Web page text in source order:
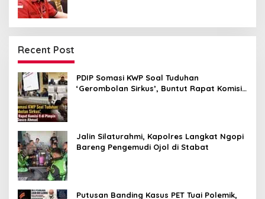
Recent Post
PDIP Somasi KWP Soal Tuduhan
‘Gerombolan Sirkus’, Buntut Rapat Komisi
Jalin Silaturahmi, Kapolres Langkat Ngopi
Bareng Pengemudi Ojol di Stabat
Putusan Banding Kasus PET Tuai Polemik,